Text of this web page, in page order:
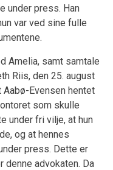
under press. Han
var ved sine fulle
Amelia, samt samtale
Riis, den 25. august
Evensen hentet
som skulle
under fri vilje, at hun
og at hennes
press. Dette er
advokaten. Da